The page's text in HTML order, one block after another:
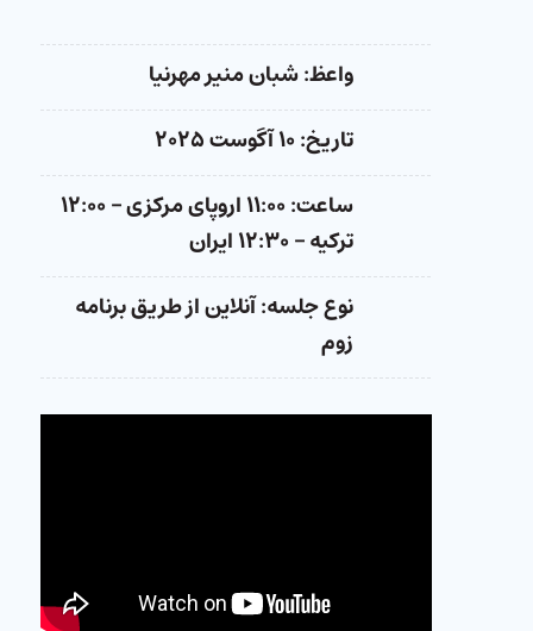
واعظ: شبان منیر مهرنیا
تاریخ: ۱۰ آگوست ۲۰۲۵
ساعت: ۱۱:۰۰ اروپای مرکزی – ۱۲:۰۰
ترکیه – ۱۲:۳۰ ایران
نوع جلسه: آنلاین از طریق برنامه
زوم